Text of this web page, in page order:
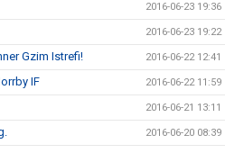
2016-06-23 19:36
2016-06-23 19:22
Gzim Istrefi! 2016-06-22 12:41
IF 2016-06-22 11:59
2016-06-21 13:11
2016-06-20 08:39